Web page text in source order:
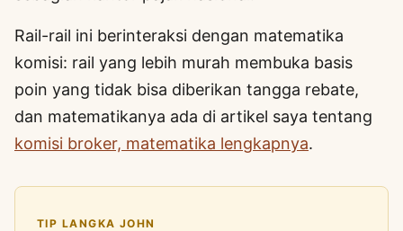
Rail-rail ini berinteraksi dengan matematika
komisi: rail yang lebih murah membuka basis
poin yang tidak bisa diberikan tangga rebate,
dan matematikanya ada di artikel saya tentang
komisi broker, matematika lengkapnya.
TIP LANGKA JOHN